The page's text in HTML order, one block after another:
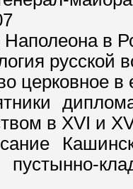
в
русской
церковное в
в XVI и